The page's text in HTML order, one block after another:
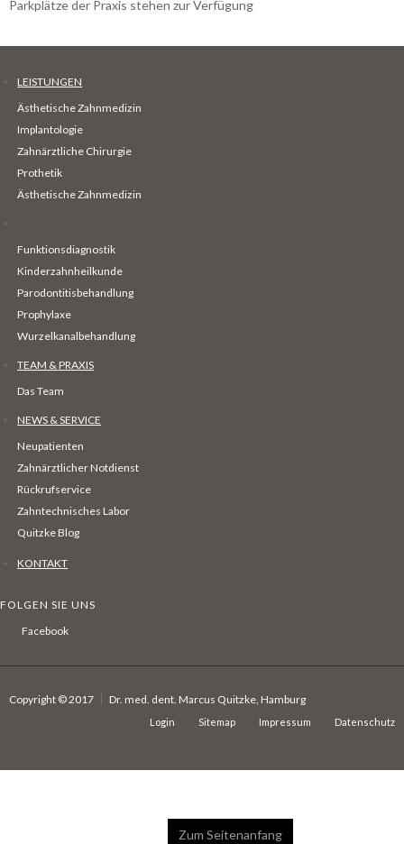
Parkplätze der Praxis stehen zur Verfügung
LEISTUNGEN
Ästhetische Zahnmedizin
Implantologie
Zahnärztliche Chirurgie
Prothetik
Ästhetische Zahnmedizin
Funktionsdiagnostik
Kinderzahnheilkunde
Parodontitisbehandlung
Prophylaxe
Wurzelkanalbehandlung
TEAM & PRAXIS
Das Team
NEWS & SERVICE
Neupatienten
Zahnärztlicher Notdienst
Rückrufservice
Zahntechnisches Labor
Quitzke Blog
KONTAKT
FOLGEN SIE UNS
Facebook
Copyright © 2017 Dr. med. dent. Marcus Quitzke, Hamburg
Login Sitemap Impressum Datenschutz
Zum Seitenanfang